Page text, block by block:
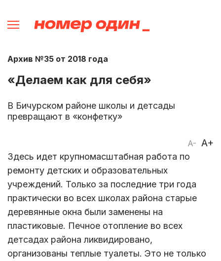
Архив №35 от 2018 года
«Делаем как для себя»
В Бичурском районе школы и детсады
превращают в «конфетку»
A- A+
Здесь идет крупномасштабная работа по
ремонту детских и образовательных
учреждений. Только за последние три года
практически во всех школах района старые
деревянные окна были заменены на
пластиковые. Печное отопление во всех
детсадах района ликвидировано,
организованы теплые туалеты. Это не только